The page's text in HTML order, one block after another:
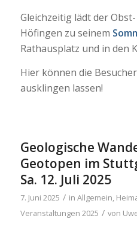
Gleichzeitig lädt der
Höfingen zu seinem
Rathausplatz und in den
Hier können die
ausklingen lassen!
Geologische
Geotopen im
Sa. 12. Juli 2025
7. Juni 2025 / in Allgemein,
Veranstaltungen 2025 / von